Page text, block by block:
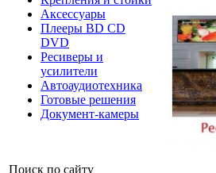
Аксессуары
Плееры BD CD
DVD
Ресиверы и
усилители
Автоаудиотехника
Готовые решения
Документ-камеры
Поиск по сайту